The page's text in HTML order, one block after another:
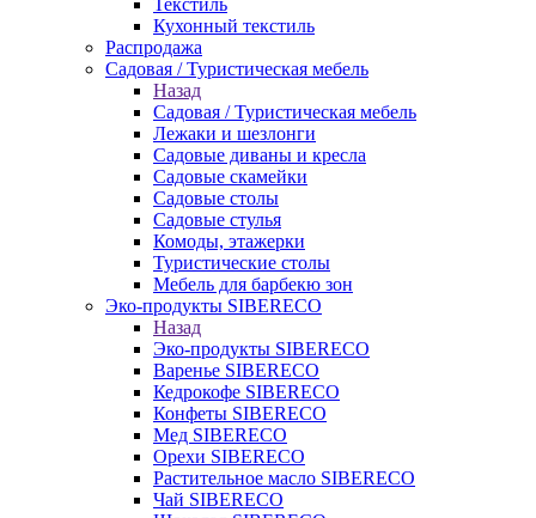
Текстиль
Кухонный текстиль
Распродажа
Садовая / Туристическая мебель
Назад
Садовая / Туристическая мебель
Лежаки и шезлонги
Садовые диваны и кресла
Садовые скамейки
Садовые столы
Садовые стулья
Комоды, этажерки
Туристические столы
Мебель для барбекю зон
Эко-продукты SIBERECO
Назад
Эко-продукты SIBERECO
Варенье SIBERECO
Кедрокофе SIBERECO
Конфеты SIBERECO
Мед SIBERECO
Орехи SIBERECO
Растительное масло SIBERECO
Чай SIBERECO